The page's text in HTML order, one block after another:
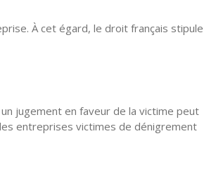
À cet égard, le droit français stipule
jugement en faveur de la victime peut
entreprises victimes de dénigrement